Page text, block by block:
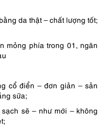
₫.
da thật – chất lượng tốt;
mỏng phía trong 01, ngăn
cổ điển – đơn giản – sản
sữa;
sẽ – như mới – không